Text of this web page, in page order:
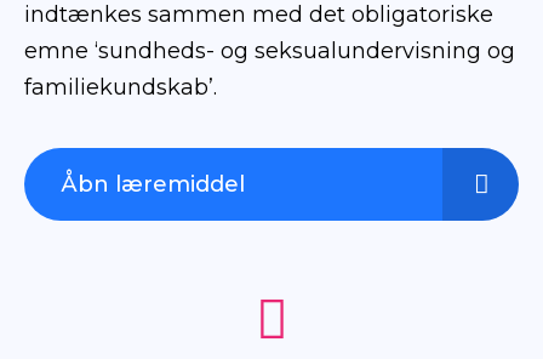
indtænkes sammen med det obligatoriske
emne ‘sundheds- og seksualundervisning og
familiekundskab’.
Åbn læremiddel